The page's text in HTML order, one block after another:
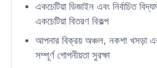
নেতৃত্বে জাল পর্দা
নেতৃত্বে জাল প্রদর্শন
একচেটিয়া ডিজাইন এবং নির্বাচিত
একচেটিয়া বিতরণ বিকল্প
আপনার বিক্রয় অঞ্চল, নকশা খসড়া
সম্পূর্ণ গোপনীয়তা সুরক্ষা